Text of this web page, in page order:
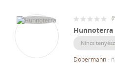
(
Hunnoterra
Nincs
Dobermann-